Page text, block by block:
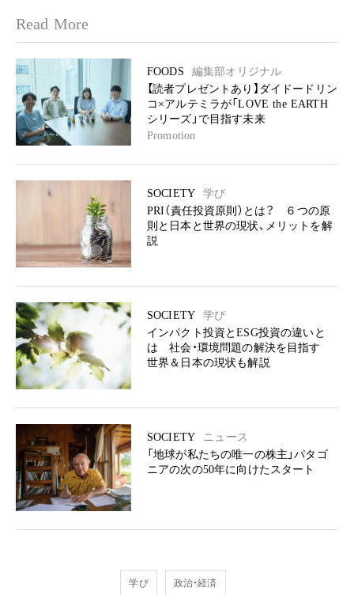
Read More
FOODS
編集部オリジナル
【読者プレゼントあり】ダイドードリン
コ×アルテミラが「LOVE the EARTH
シリーズ」で目指す未来
Promotion
SOCIETY
学び
PRI（責任投資原則）とは？ ６つの原
則と日本と世界の現状、メリットを解
説
SOCIETY
学び
インパクト投資とESG投資の違いと
は 社会・環境問題の解決を目指す
世界＆日本の現状も解説
SOCIETY
ニュース
「地球が私たちの唯一の株主」パタゴ
ニアの次の50年に向けたスタート
学び 政治・経済